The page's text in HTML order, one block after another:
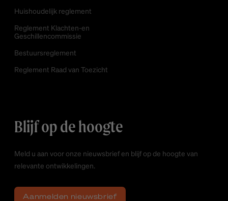
Huishoudelijk reglement
Reglement Klachten-en
Geschillencommissie
Bestuursreglement
Reglement Raad van Toezicht
Blijf op de hoogte
Meld u aan voor onze nieuwsbrief en blijf op de hoogte van
relevante ontwikkelingen.
Aanmelden nieuwsbrief